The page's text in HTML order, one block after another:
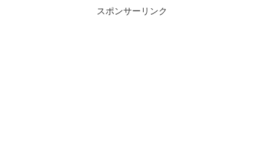
スポンサーリンク